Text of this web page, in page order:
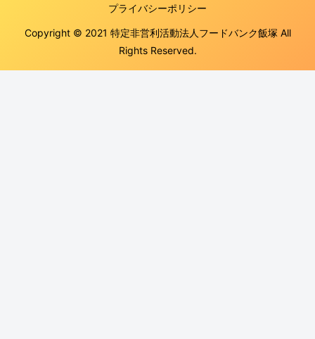
プライバシーポリシー
Copyright © 2021 特定非営利活動法人フードバンク飯塚 All
Rights Reserved.